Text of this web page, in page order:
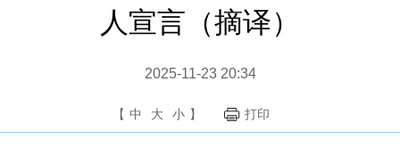
人宣言（摘译）
2025-11-23 20:34
【 中 大 小 】 打印